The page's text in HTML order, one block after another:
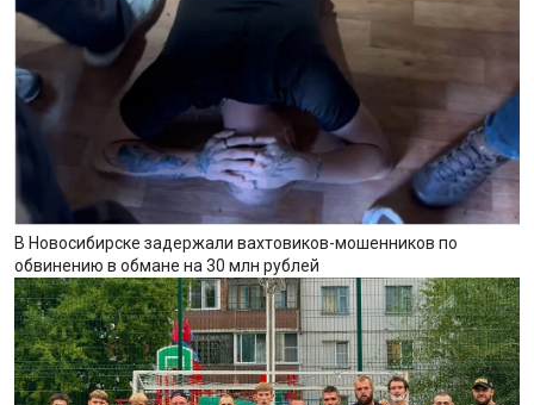
В Новосибирске задержали вахтовиков-мошенников по
обвинению в обмане на 30 млн рублей